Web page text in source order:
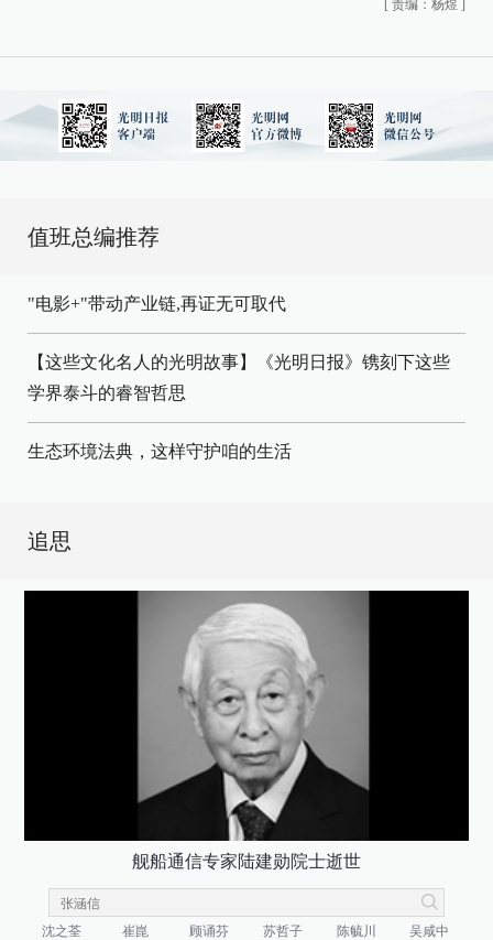
责编：杨煜
值班总编推荐
"电影+"带动产业链,再证无可取代
【这些文化名人的光明故事】《光明日报》镌刻下这些
学界泰斗的睿智哲思
生态环境法典，这样守护咱的生活
追思
舰船通信专家陆建勋院士逝世
沈之荃 崔崑 顾诵芬 苏哲子 陈毓川
吴咸中